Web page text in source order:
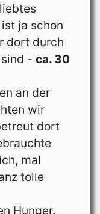
ja schon
dort durch
- ca. 30
an der
wir
dort
mal
tolle
Hunger.